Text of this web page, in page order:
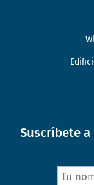
Suscríbete